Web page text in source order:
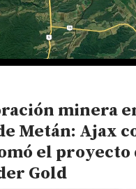
minera
Metán: Ajax
el proyecto
Gold